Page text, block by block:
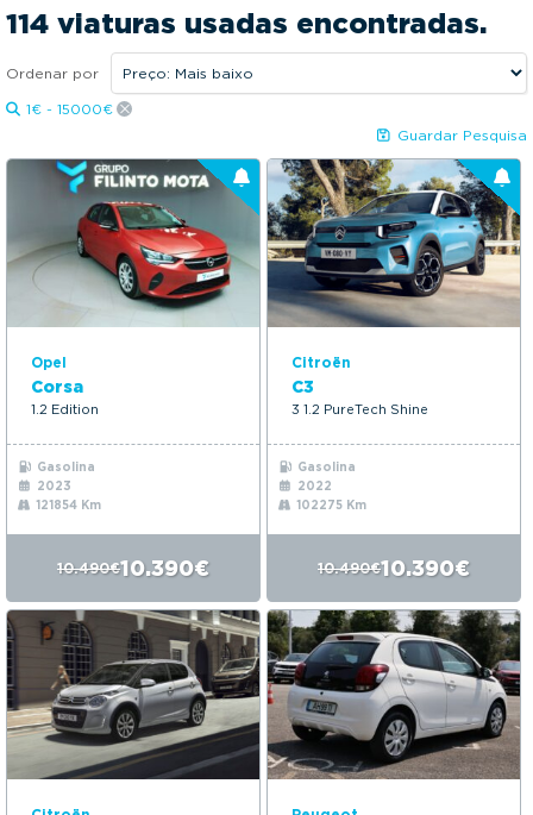
t
n
84749€
1Kms 179131Kms
Mais opções
114 viaturas usadas encontradas.
Ordenar por
1€ - 15000€
Guardar Pesquisa
Opel
Corsa
1.2 Edition
Gasolina
2023
121854 Km
10.490€10.390€
Citroën
C3
3 1.2 PureTech Shine
Gasolina
2022
102275 Km
10.490€10.390€